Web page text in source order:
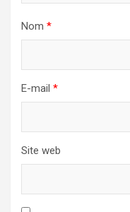
Nom *
E-mail *
Site web